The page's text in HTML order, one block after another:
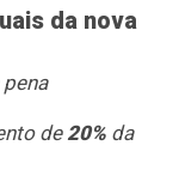
da nova
de20%da